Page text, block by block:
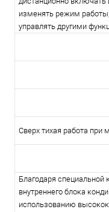
изменять режим
управлять другими
Сверх тихая работа
Благодаря специальной
внутреннего блока
использованию